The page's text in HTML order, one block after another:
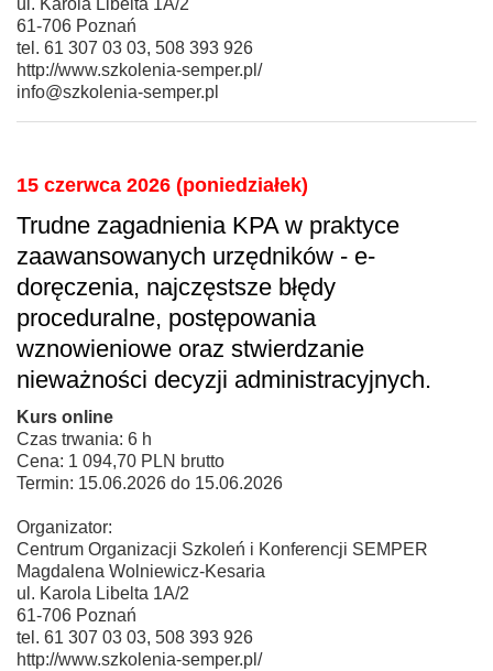
ul. Karola Libelta 1A/2
61-706 Poznań
tel. 61 307 03 03, 508 393 926
http://www.szkolenia-semper.pl/
info@szkolenia-semper.pl
15 czerwca 2026 (poniedziałek)
Trudne zagadnienia KPA w praktyce
zaawansowanych urzędników - e-
doręczenia, najczęstsze błędy
proceduralne, postępowania
wznowieniowe oraz stwierdzanie
nieważności decyzji administracyjnych.
Kurs online
Czas trwania: 6 h
Cena: 1 094,70 PLN brutto
Termin: 15.06.2026 do 15.06.2026
Organizator:
Centrum Organizacji Szkoleń i Konferencji SEMPER
Magdalena Wolniewicz-Kesaria
ul. Karola Libelta 1A/2
61-706 Poznań
tel. 61 307 03 03, 508 393 926
http://www.szkolenia-semper.pl/